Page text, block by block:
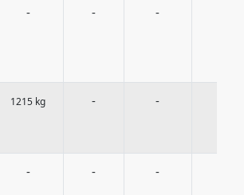
- - -
1215 kg - -
- - -